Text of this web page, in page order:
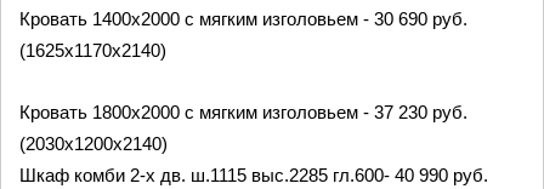
Кровать 1400x2000 с мягким изголовьем - 30 690 руб.
(1625х1170х2140)
Кровать 1800x2000 с мягким изголовьем - 37 230 руб.
(2030х1200х2140)
Шкаф комби 2-х дв. ш.1115 выс.2285 гл.600- 40 990 руб.